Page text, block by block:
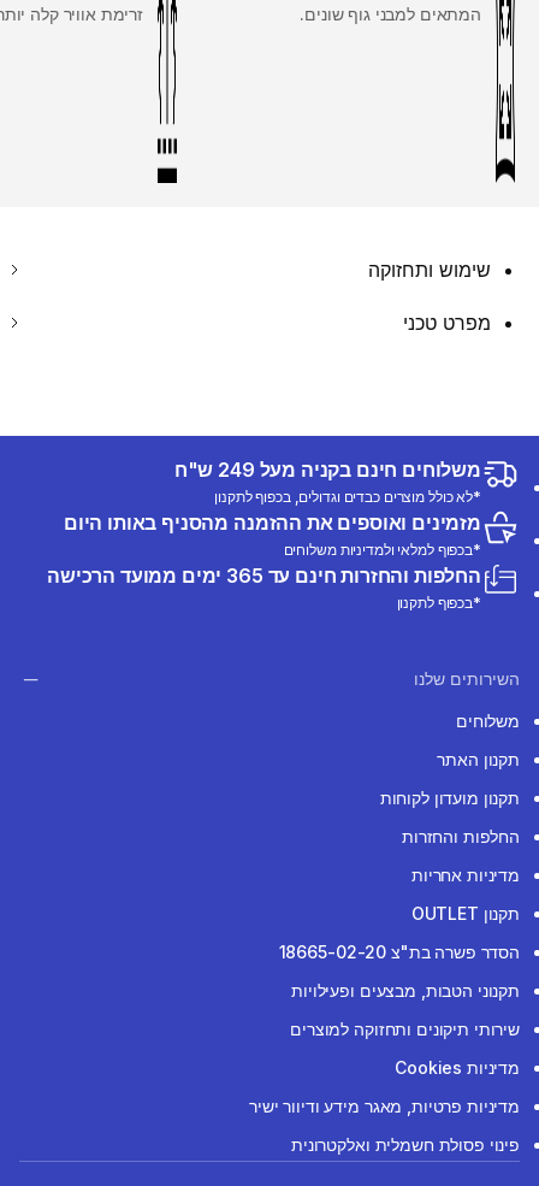
המתאים למבני גוף שונים.
זרימת אוויר קלה
שימוש ותחזוקה
מפרט טכני
משלוחים חינם בקניה מעל 249 ש"ח
*לא כולל מוצרים כבדים וגדולים, בכפוף לתקנון
מזמינים ואוספים את ההזמנה מהסניף באותו היום
*בכפוף למלאי ולמדיניות משלוחים
החלפות והחזרות חינם עד 365 ימים ממועד הרכישה
*בכפוף לתקנון
השירותים שלנו
משלוחים
תקנון האתר
תקנון מועדון לקוחות
החלפות והחזרות
מדיניות אחריות
תקנון OUTLET
הסדר פשרה בת"צ 18665-02-20
תקנוני הטבות, מבצעים ופעילויות
שירותי תיקונים ותחזוקה למוצרים
מדיניות Cookies
מדיניות פרטיות, מאגר מידע ודיוור ישיר
פינוי פסולת חשמלית ואלקטרונית